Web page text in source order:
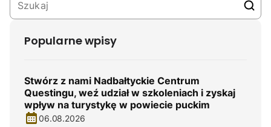
Popularne wpisy
Stwórz z nami Nadbałtyckie Centrum
Questingu, weź udział w szkoleniach i zyskaj
wpływ na turystykę w powiecie puckim
06.08.2026